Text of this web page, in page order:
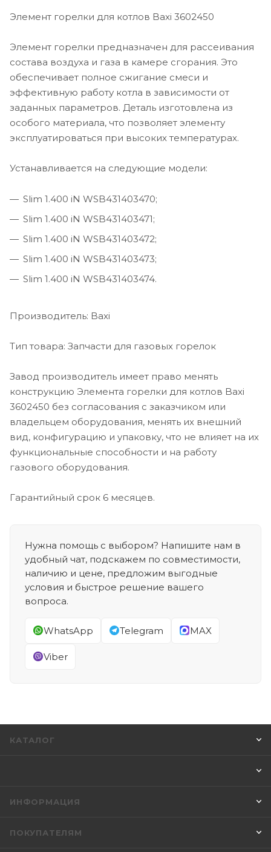
Элемент горелки для котлов Baxi 3602450
Элемент горелки предназначен для рассеивания
состава воздуха и газа в камере сгорания. Это
обеспечивает полное сжигание смеси и
эффективную работу котла в зависимости от
заданных параметров. Деталь изготовлена из
особого материала, что позволяет элементу
эксплуатироваться при высоких температурах.
Устанавливается на следующие модели:
Slim 1.400 iN WSB431403470;
Slim 1.400 iN WSB431403471;
Slim 1.400 iN WSB431403472;
Slim 1.400 iN WSB431403473;
Slim 1.400 iN WSB431403474.
Производитель: Baxi
Тип товара: Запчасти для газовых горелок
Завод производитель имеет право менять
конструкцию Элемента горелки для котлов Baxi
3602450 без согласования с заказчиком или
владельцем оборудования, менять их внешний
вид, конфигурацию и упаковку, что не влияет на их
функциональные способности и на работу
газового оборудования.
Гарантийный срок 6 месяцев.
Нужна помощь с выбором? Напишите нам в
удобный чат, подскажем по совместимости,
наличию и цене, предложим выгодные
условия и быстрое решение вашего
вопроса.
WhatsApp Telegram MAX
Viber
КАТАЛОГ
ИНФОРМАЦИЯ
ПОКУПАТЕЛЯМ